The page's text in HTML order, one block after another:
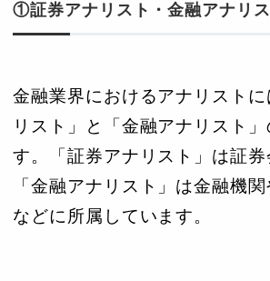
①証券アナリスト・金融アナリ
金融業界におけるアナリスト
リスト」と「金融アナリスト
す。「証券アナリスト」は証券
「金融アナリスト」は金融機
などに所属しています。